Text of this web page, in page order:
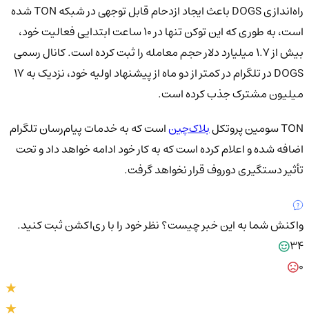
راه‌اندازی DOGS باعث ایجاد ازدحام قابل توجهی در شبکه TON شده
است، به طوری که این توکن تنها در ۱۰ ساعت ابتدایی فعالیت خود،
بیش از ۱.۷ میلیارد دلار حجم معامله را ثبت کرده است. کانال رسمی
DOGS در تلگرام در کمتر از دو ماه از پیشنهاد اولیه خود، نزدیک به ۱۷
میلیون مشترک جذب کرده است.
TON سومین پروتکل
بلاک‌چیناست که به خدمات پیام‌رسان تلگرام
اضافه شده و اعلام کرده است که به کار خود ادامه خواهد داد و تحت
تأثیر دستگیری دوروف قرار نخواهد گرفت.
واکنش شما به این خبر چیست؟نظر خود را با ری‌اکشن ثبت کنید.
34